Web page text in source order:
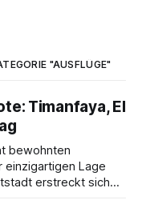
wir ja das
"AUSFLÜGE"
Timanfaya, El
bewohnten
einzigartigen Lage
erstreckt sich